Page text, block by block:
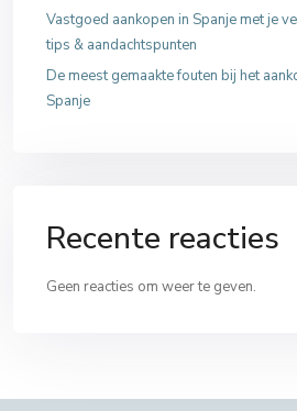
Vastgoed aankopen in Spanje met je
tips & aandachtspunten
De meest gemaakte fouten bij het
Spanje
Recente reacties
Geen reacties om weer te geven.